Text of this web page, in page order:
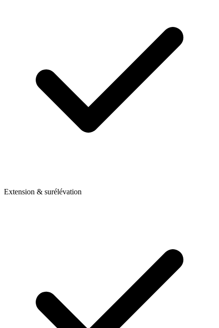
Extension & surélévation